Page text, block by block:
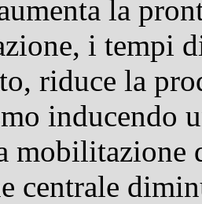
la
i tempi
riduce la
inducendo
mobilitazione
centrale